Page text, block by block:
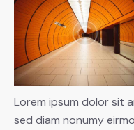
Lorem ipsum dolor sit
sed diam nonumy